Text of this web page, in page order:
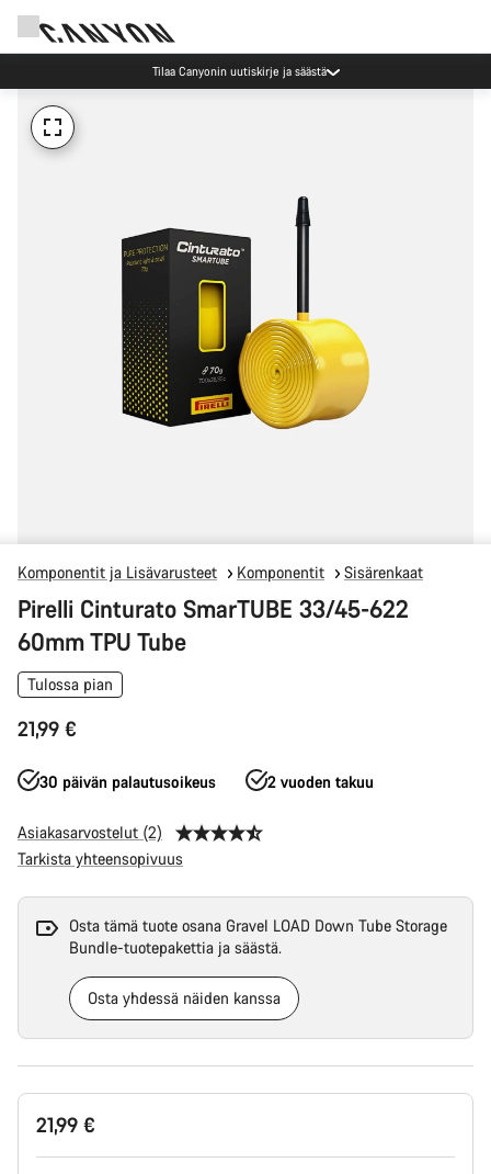
Tilaa Canyonin uutiskirje ja säästä
Komponentit ja Lisävarusteet Komponentit Sisärenkaat
Pirelli Cinturato SmarTUBE 33/45-622
60mm TPU Tube
Tulossa pian
21,99 €
30 päivän palautusoikeus 2 vuoden takuu
Asiakasarvostelut (2)
Tarkista yhteensopivuus
Osta tämä tuote osana Gravel LOAD Down Tube Storage
Bundle-tuotepakettia ja säästä.
Osta yhdessä näiden kanssa
Tuotekonfiguraatio
21,99 €